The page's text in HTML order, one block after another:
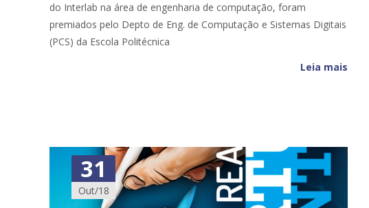
do Interlab na área de engenharia de computação, foram
premiados pelo Depto de Eng. de Computação e Sistemas Digitais
(PCS) da Escola Politécnica
Leia mais
31
Out/18